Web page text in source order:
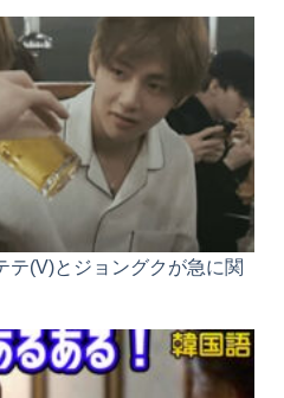
落とは？仕組み、覚え方
用】